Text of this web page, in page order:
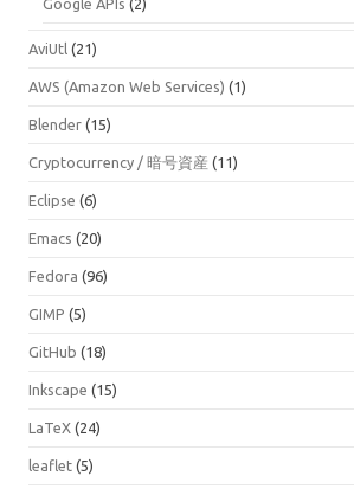
Google APIs (2)
AviUtl (21)
AWS (Amazon Web Services) (1)
Blender (15)
Cryptocurrency / 暗号資産 (11)
Eclipse (6)
Emacs (20)
Fedora (96)
GIMP (5)
GitHub (18)
Inkscape (15)
LaTeX (24)
leaflet (5)